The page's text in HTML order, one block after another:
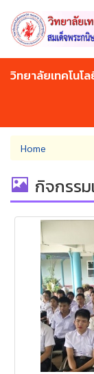
main
content
วิทยาลัยเทคโนโ
You
are
here
Home
กิจกรร